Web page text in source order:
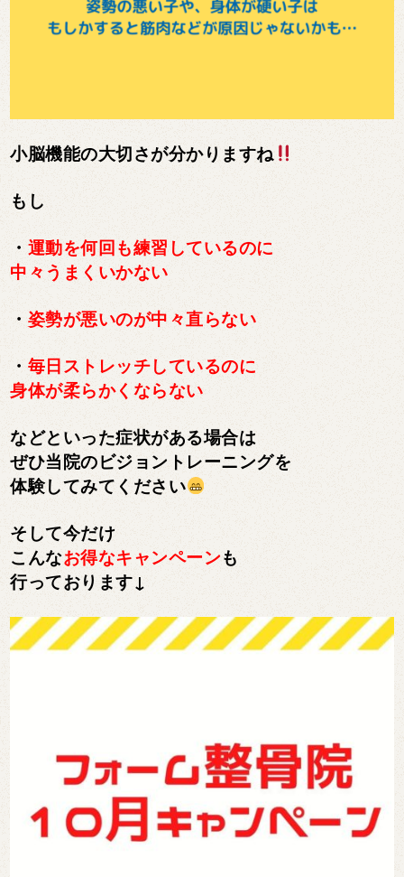
小脳機能の大切さが分かりますね
もし
・ 運動を何回も練習しているのに
中々うまくいかない
・ 姿勢が悪いのが中々直らない
・ 毎日ストレッチしているのに
身体が柔らかくならない
などといった症状がある場合は
ぜひ当院のビジョントレーニングを
体験してみてください
そして今だけ
こんなお得なキャンペーンも
行っております↓